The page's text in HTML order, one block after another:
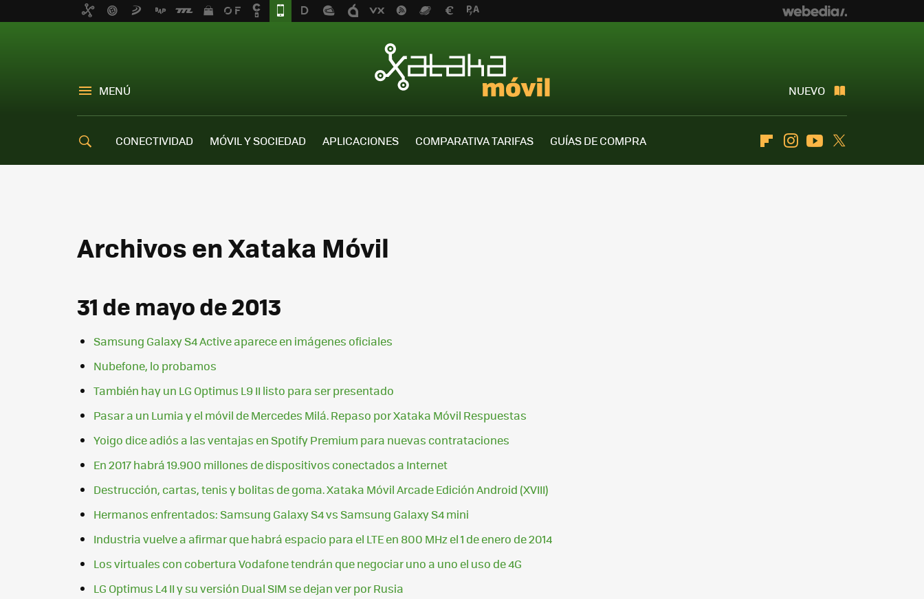
MENÚ NUEVO
CONECTIVIDAD MÓVIL Y SOCIEDAD APLICACIONES COMPARATIVA TARIFAS
GUÍAS DE COMPRA
FlipboardInstagramYoutube
Archivos en Xataka Móvil
31 de mayo de 2013
Samsung Galaxy S4 Active aparece en imágenes oficiales
Nubefone, lo probamos
También hay un LG Optimus L9 II listo para ser presentado
Pasar a un Lumia y el móvil de Mercedes Milá. Repaso por Xataka Móvil Respuestas
Yoigo dice adiós a las ventajas en Spotify Premium para nuevas contrataciones
En 2017 habrá 19.900 millones de dispositivos conectados a Internet
Destrucción, cartas, tenis y bolitas de goma. Xataka Móvil Arcade Edición Android (XVIII)
Hermanos enfrentados: Samsung Galaxy S4 vs Samsung Galaxy S4 mini
Industria vuelve a afirmar que habrá espacio para el LTE en 800 MHz el 1 de enero de 2014
Los virtuales con cobertura Vodafone tendrán que negociar uno a uno el uso de 4G
LG Optimus L4 II y su versión Dual SIM se dejan ver por Rusia